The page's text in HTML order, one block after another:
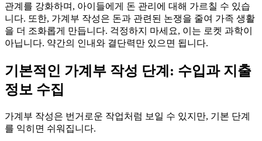
관계를 강화하며, 아이들에게 돈 관리에 대해 가르칠 수 있습
니다. 또한, 가계부 작성은 돈과 관련된 논쟁을 줄여 가족 생활
을 더 조화롭게 만듭니다. 걱정하지 마세요, 이는 로켓 과학이
아닙니다. 약간의 인내와 결단력만 있으면 됩니다.
기본적인 가계부 작성 단계: 수입과 지출
정보 수집
가계부 작성은 번거로운 작업처럼 보일 수 있지만, 기본 단계
를 익히면 쉬워집니다.